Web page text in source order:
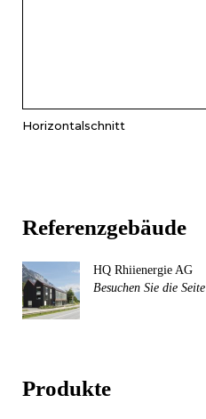
Horizontalschnitt
Referenzgebäude
HQ Rhiienergie AG
Besuchen Sie die Seite
Produkte